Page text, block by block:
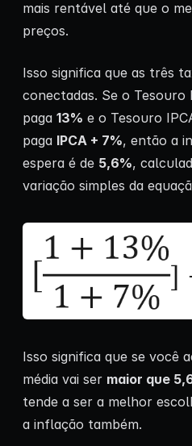
mais rentável até que o
preços.
Isso significa que as três
conectadas. Se o Tesouro
paga 13% e o Tesouro
paga IPCA + 7%, então a
espera é de 5,6%,
variação simples da
Isso significa que se você
média vai ser maior que
tende a ser a melhor
a inflação também.